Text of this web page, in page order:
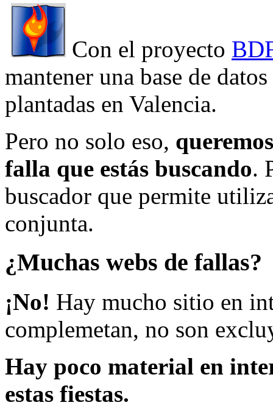
Con el proyecto
mantener una base de
plantadas en Valencia.
Pero no solo eso,
falla que estás buscando.
buscador que permite
conjunta.
¿Muchas webs de fallas?
¡No! Hay mucho sitio en
complemetan, no son
Hay poco material en
estas fiestas.